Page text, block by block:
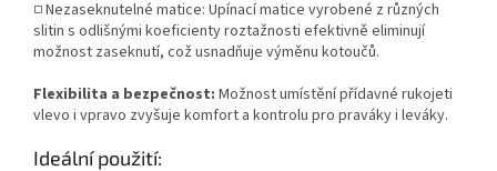
□Nezaseknutelné matice: Upínací matice vyrobené z různých
slitin s odlišnými koeficienty roztažnosti efektivně eliminují
možnost zaseknutí, což usnadňuje výměnu kotoučů.
Flexibilita a bezpečnost: Možnost umístění přídavné rukojeti
vlevo i vpravo zvyšuje komfort a kontrolu pro praváky i leváky.
Ideální použití: